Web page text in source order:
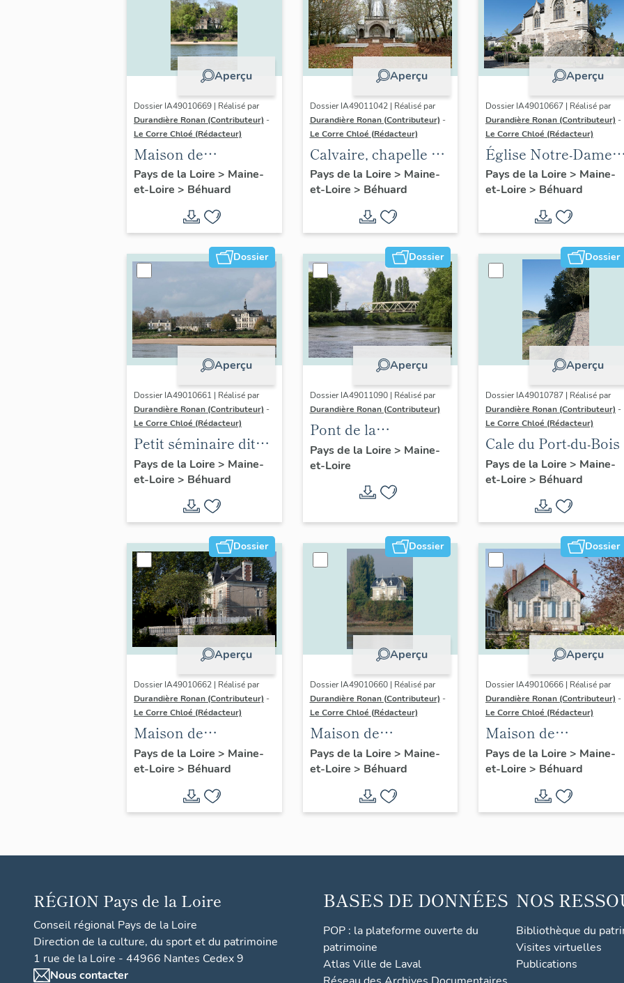
Aperçu
Dossier IA49010669 | Réalisé par
Durandière Ronan (Contributeur) -
Le Corre Chloé (Rédacteur)
Maison de
villégiature, 3
chemin du Petit-
Pays de la Loire > Maine-
et-Loire > Béhuard
Aperçu
Dossier IA49011042 | Réalisé par
Durandière Ronan (Contributeur) -
Le Corre Chloé (Rédacteur)
Calvaire, chapelle de
plein-air et
monument aux
Pays de la Loire > Maine-
et-Loire > Béhuard
Aperçu
Dossier IA49010667 | Réalisé par
Durandière Ronan (Contributeur) -
Le Corre Chloé (Rédacteur)
Église Notre-Dame
de Béhuard
Pays de la Loire > Maine-
et-Loire > Béhuard
Dossier
Aperçu
Dossier IA49010661 | Réalisé par
Durandière Ronan (Contributeur) -
Le Corre Chloé (Rédacteur)
Petit séminaire dit
collège des Petits-
Clercs, puis maison
de retraite de prêtres
dit établissement
diocésain de
Béhuard
Pays de la Loire > Maine-
et-Loire > Béhuard
Dossier
Aperçu
Dossier IA49011090 | Réalisé par
Durandière Ronan (Contributeur)
Pont de la
Guillemette
Pays de la Loire > Maine-
et-Loire
Dossier
Aperçu
Dossier IA49010787 | Réalisé par
Durandière Ronan (Contributeur) -
Le Corre Chloé (Rédacteur)
Cale du Port-du-Bois
Pays de la Loire > Maine-
et-Loire > Béhuard
Dossier
Aperçu
Dossier IA49010662 | Réalisé par
Durandière Ronan (Contributeur) -
Le Corre Chloé (Rédacteur)
Maison de
villégiature dite Les
Mimosas, le
Merdreau
Pays de la Loire > Maine-
et-Loire > Béhuard
Dossier
Aperçu
Dossier IA49010660 | Réalisé par
Durandière Ronan (Contributeur) -
Le Corre Chloé (Rédacteur)
Maison de
villégiature dite Les
Mouettes, le
Merdreau
Pays de la Loire > Maine-
et-Loire > Béhuard
Dossier
Aperçu
Dossier IA49010666 | Réalisé par
Durandière Ronan (Contributeur) -
Le Corre Chloé (Rédacteur)
Maison de
villégiature dite La
Comète, le Merdreau
Pays de la Loire > Maine-
et-Loire > Béhuard
RÉGION Pays de la Loire
Conseil régional Pays de la Loire
Direction de la culture, du sport et du patrimoine
1 rue de la Loire - 44966 Nantes Cedex 9
Nous contacter
BASES DE DONNÉES
POP : la plateforme ouverte du
patrimoine
Atlas Ville de Laval
NOS
Bibliothèque du
Visites virtuelles
Publications